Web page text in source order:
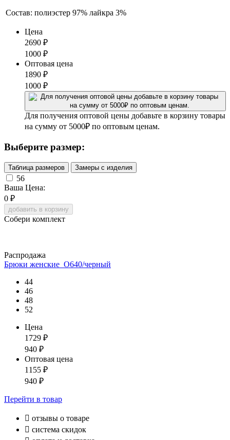
Состав: полиэстер 97% лайкра 3%
Цена
2690 ₽
1000 ₽
Оптовая цена
1890 ₽
1000 ₽
Для получения оптовой цены добавьте в корзину товары
на сумму от 5000₽ по оптовым ценам.
Выберите размер:
Таблица размеров Замеры с изделия
56
Ваша Цена:
0 ₽
добавить в корзину
Собери комплект
Распродажа
Брюки женские_О640/черный
44
46
48
52
Цена
1729 ₽
940 ₽
Оптовая цена
1155 ₽
940 ₽
Перейти в товар
 отзывы о товаре
 система скидок